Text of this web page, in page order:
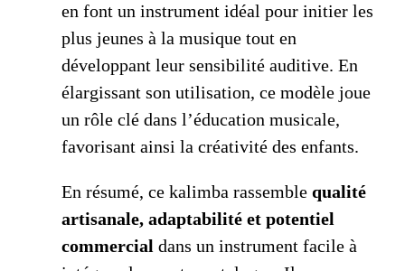
en font un instrument idéal pour initier les
plus jeunes à la musique tout en
développant leur sensibilité auditive. En
élargissant son utilisation, ce modèle joue
un rôle clé dans l’éducation musicale,
favorisant ainsi la créativité des enfants.
En résumé, ce kalimba rassemble qualité
artisanale, adaptabilité et potentiel
commercial dans un instrument facile à